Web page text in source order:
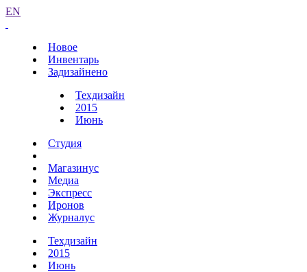
EN
Новое
Инвентарь
Задизайнено
Техдизайн
2015
Июнь
Студия
Магазинус
Медиа
Экспресс
Иронов
Журналус
Техдизайн
2015
Июнь